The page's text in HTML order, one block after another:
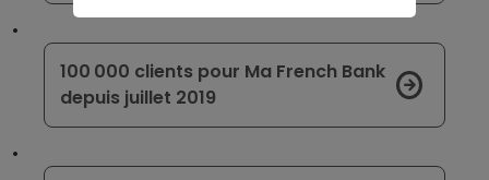
100 000 clients pour Ma French Bank
depuis juillet 2019